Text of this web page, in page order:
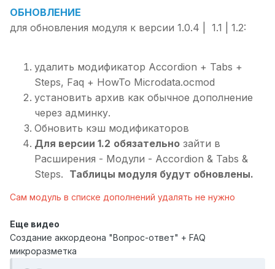
ОБНОВЛЕНИЕ
для обновления модуля к версии 1.0.4 | 1.1 | 1.2:
удалить модификатор Accordion + Tabs +
Steps, Faq + HowTo Microdata.ocmod
установить архив как обычное дополнение
через админку.
Обновить кэш модификаторов
Для версии 1.2 обязательно зайти в
Расширения - Модули - Accordion & Tabs &
Steps. Таблицы модуля будут обновлены.
Сам модуль в списке дополнений удалять не нужно
Еще видео
Создание аккордеона "Вопрос-ответ" + FAQ
микроразметка